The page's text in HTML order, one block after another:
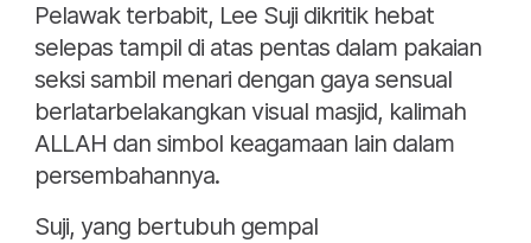
Pelawak terbabit, Lee Suji dikritik hebat
selepas tampil di atas pentas dalam pakaian
seksi sambil menari dengan gaya sensual
berlatarbelakangkan visual masjid, kalimah
ALLAH dan simbol keagamaan lain dalam
persembahannya.
Suji, yang bertubuh gempal